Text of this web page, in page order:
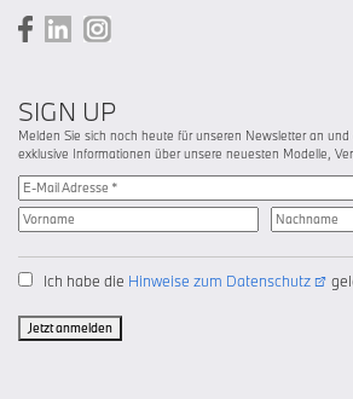
SIGN UP
Melden Sie sich noch heute für unseren Newsletter an
exklusive Informationen über unsere neuesten Modelle,
Ich habe die Hinweise zum Datenschutz
Jetzt anmelden